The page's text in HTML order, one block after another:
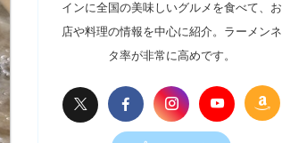
インに全国の美味しいグルメを食べて、お
店や料理の情報を中心に紹介。ラーメンネ
タ率が非常に高めです。